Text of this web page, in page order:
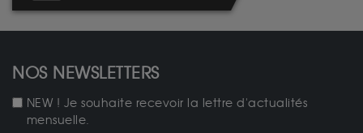
NOS NEWSLETTERS
NEW ! Je souhaite recevoir la lettre d'actualités
mensuelle.